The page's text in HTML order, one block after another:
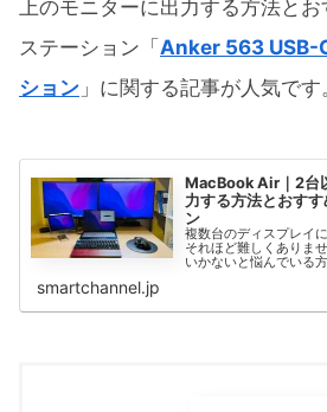
上のモニターに出力する方法と
ステーション「 Anker 563 USB-
ション 」に関する記事が人気です
MacBook Air｜2台
力する方法とおす
ン
複数台のディスプレイ
それほど難しくありま
いかないと悩んでいる
は、MacBook Air M1/
レイに接続して、デス
smartchannel.jp